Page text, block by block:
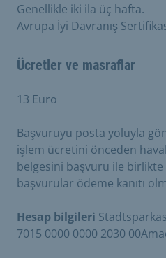
Genellikle iki ila üç hafta.
Avrupa İyi Davranış
Ücretler ve masraflar
13 Euro
Başvuruyu posta yoluyla
işlem ücretini önceden
belgesini başvuru ile
başvurular ödeme kanıtı
Hesap bilgileri
7015 0000 0000 2030